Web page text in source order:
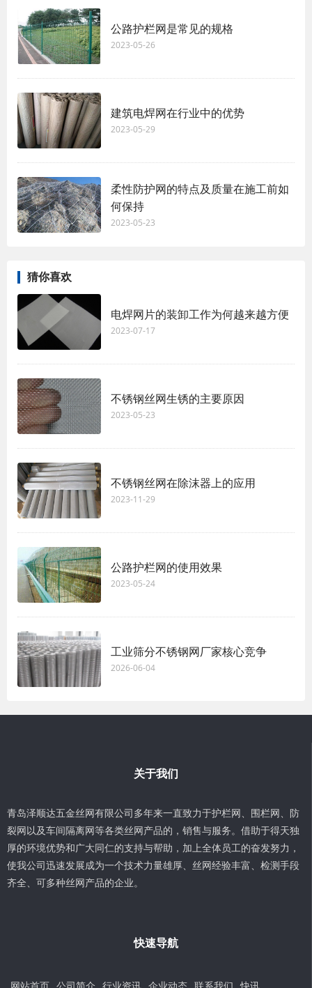
公路护栏网是常见的规格
2023-05-26
建筑电焊网在行业中的优势
2023-05-29
柔性防护网的特点及质量在施工前如
何保持
2023-05-23
猜你喜欢
电焊网片的装卸工作为何越来越方便
2023-07-17
不锈钢丝网生锈的主要原因
2023-05-23
不锈钢丝网在除沫器上的应用
2023-11-29
公路护栏网的使用效果
2023-05-24
工业筛分不锈钢网厂家核心竞争
2026-06-04
关于我们
青岛泽顺达五金丝网有限公司多年来一直致力于护栏网、围栏网、防
裂网以及车间隔离网等各类丝网产品的，销售与服务。借助于得天独
厚的环境优势和广大同仁的支持与帮助，加上全体员工的奋发努力，
使我公司迅速发展成为一个技术力量雄厚、丝网经验丰富、检测手段
齐全、可多种丝网产品的企业。
快速导航